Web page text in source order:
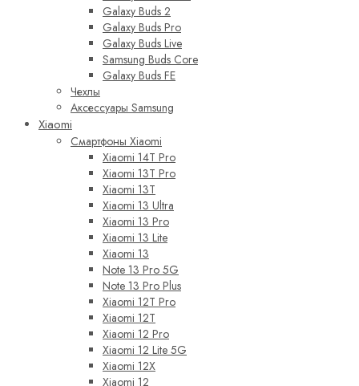
Galaxy Buds 2
Galaxy Buds Pro
Galaxy Buds Live
Samsung Buds Core
Galaxy Buds FE
Чехлы
Аксессуары Samsung
Xiaomi
Смартфоны Xiaomi
Xiaomi 14T Pro
Xiaomi 13T Pro
Xiaomi 13T
Xiaomi 13 Ultra
Xiaomi 13 Pro
Xiaomi 13 Lite
Xiaomi 13
Note 13 Pro 5G
Note 13 Pro Plus
Xiaomi 12T Pro
Xiaomi 12T
Xiaomi 12 Pro
Xiaomi 12 Lite 5G
Xiaomi 12X
Xiaomi 12